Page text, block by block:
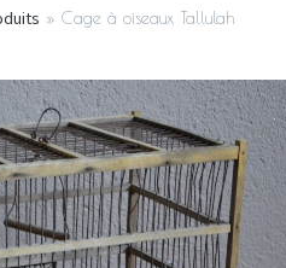
» Cage à oiseaux Tallulah